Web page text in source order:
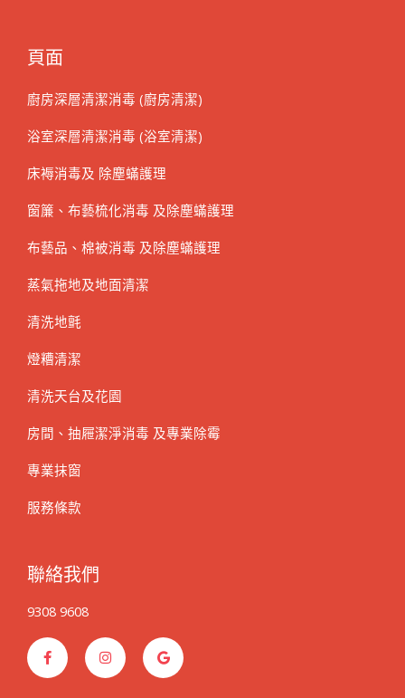
頁面
廚房深層清潔消毒 (廚房清潔)
浴室深層清潔消毒 (浴室清潔)
床褥消毒及 除塵蟎護理
窗簾、布藝梳化消毒 及除塵蟎護理
布藝品、棉被消毒 及除塵蟎護理
蒸氣拖地及地面清潔
清洗地氈
燈糟清潔
清洗天台及花園
房間、抽屜潔淨消毒 及專業除霉
專業抹窗
服務條款
聯絡我們
9308 9608
F
a
c
e
I
n
s
t
G
o
o
g